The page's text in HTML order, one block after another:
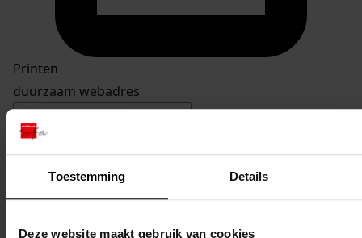
Toestemming Details
Deze website maakt gebruik van cookies
Printen
duurzaam webadres
Inventaris